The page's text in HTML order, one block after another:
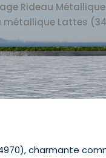
Rideau Métallique
métallique Lattes
charmante